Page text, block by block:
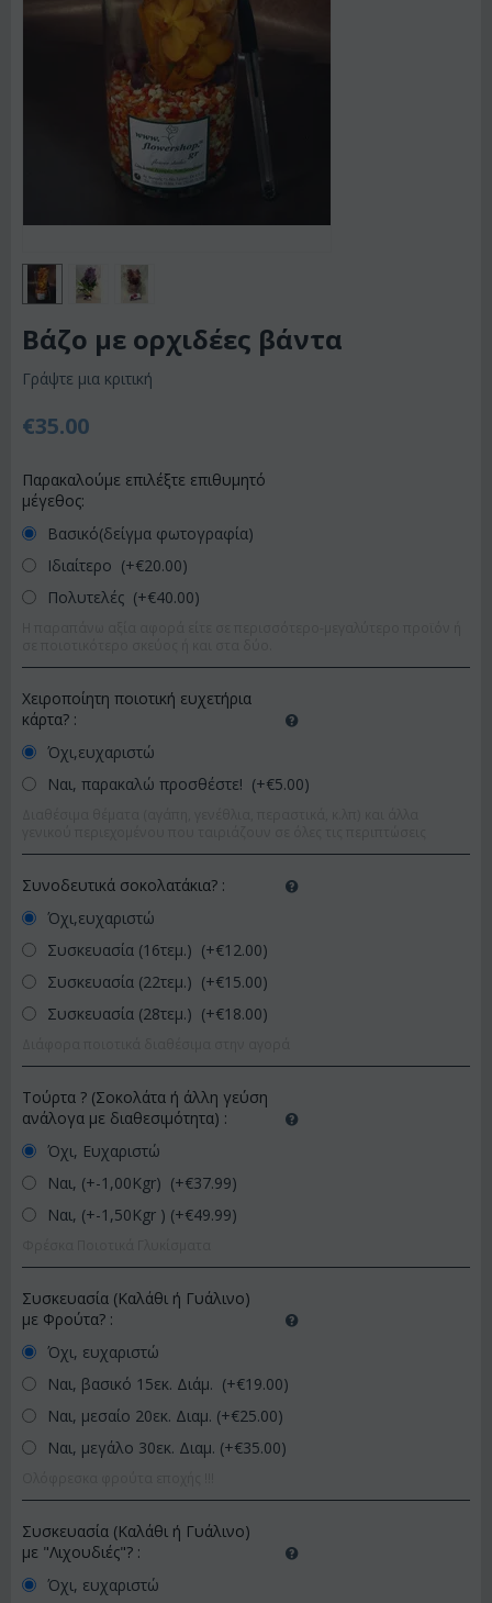
Βάζο με ορχιδέες βάντα
Γράψτε μια κριτική
€35.00
Παρακαλούμε επιλέξτε επιθυμητό
μέγεθος:
Βασικό(δείγμα φωτογραφία)
Ιδιαίτερο (+€20.00)
Πολυτελές (+€40.00)
Χειροποίητη ποιοτική ευχετήρια
κάρτα? :
Όχι,ευχαριστώ
Ναι, παρακαλώ προσθέστε! (+€5.00)
Συνοδευτικά σοκολατάκια? :
Όχι,ευχαριστώ
Συσκευασία (16τεμ.) (+€12.00)
Συσκευασία (22τεμ.) (+€15.00)
Συσκευασία (28τεμ.) (+€18.00)
Τούρτα ? (Σοκολάτα ή άλλη γεύση
ανάλογα με διαθεσιμότητα) :
Όχι, Ευχαριστώ
Ναι, (+-1,00Kgr) (+€37.99)
Ναι, (+-1,50Kgr ) (+€49.99)
Συσκευασία (Καλάθι ή Γυάλινο)
με Φρούτα? :
Όχι, ευχαριστώ
Ναι, βασικό 15εκ. Διάμ. (+€19.00)
Ναι, μεσαίο 20εκ. Διαμ. (+€25.00)
Ναι, μεγάλο 30εκ. Διαμ. (+€35.00)
Συσκευασία (Καλάθι ή Γυάλινο)
με "Λιχουδιές"? :
Όχι, ευχαριστώ